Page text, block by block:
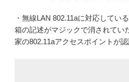
・無線LAN 802.11aに対応してい
箱の記述がマジックで消されてい
家の802.11aアクセスポイントが